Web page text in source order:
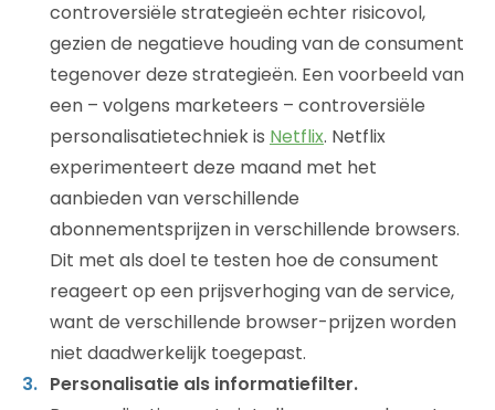
controversiële strategieën echter risicovol,
gezien de negatieve houding van de consument
tegenover deze strategieën. Een voorbeeld van
een – volgens marketeers – controversiële
personalisatietechniek is Netflix. Netflix
experimenteert deze maand met het
aanbieden van verschillende
abonnementsprijzen in verschillende browsers.
Dit met als doel te testen hoe de consument
reageert op een prijsverhoging van de service,
want de verschillende browser-prijzen worden
niet daadwerkelijk toegepast.
Personalisatie als informatiefilter.